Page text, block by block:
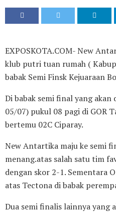
EXPOSKOTA.COM- New
klub putri tuan rumah (
babak Semi Finsk Kejuaraan
Di babak semi final yang
05/07) pukul 08 pagi di GOR
bertemu 02C Ciparay.
New Antartika maju ke semi
menang.atas salah satu tim
dengan skor 2-1. Sementara
atas Tectona di babak
Dua semi finalis lainnya yang